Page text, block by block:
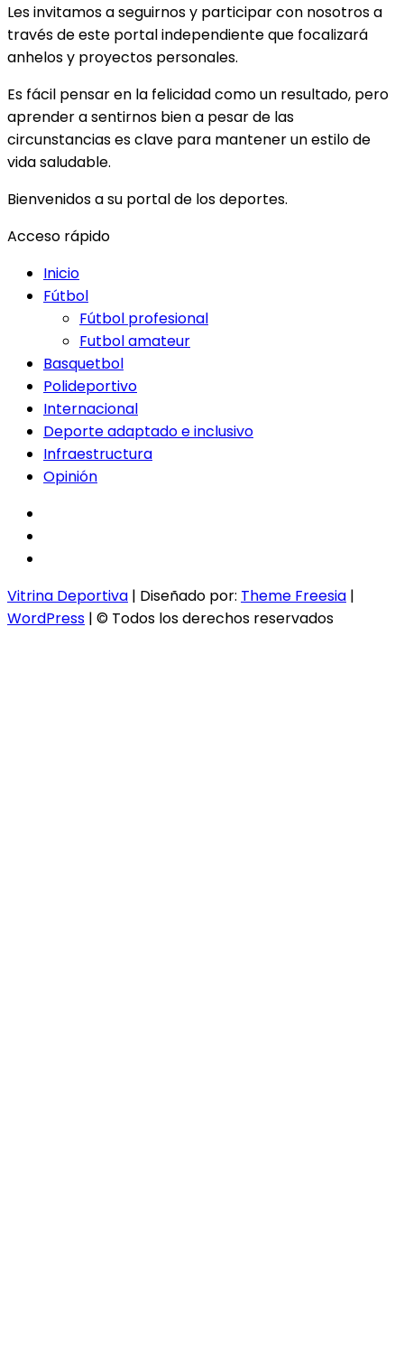
Les invitamos a seguirnos y participar con nosotros a
través de este portal independiente que focalizará
anhelos y proyectos personales.
Es fácil pensar en la felicidad como un resultado, pero
aprender a sentirnos bien a pesar de las
circunstancias es clave para mantener un estilo de
vida saludable.
Bienvenidos a su portal de los deportes.
Acceso rápido
Inicio
Fútbol
Fútbol profesional
Futbol amateur
Basquetbol
Polideportivo
Internacional
Deporte adaptado e inclusivo
Infraestructura
Opinión
Vitrina Deportiva | Diseñado por: Theme Freesia |
WordPress | © Todos los derechos reservados